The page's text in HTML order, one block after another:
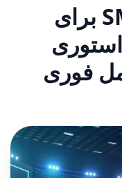
بهترین پنل SMM برای
فوری